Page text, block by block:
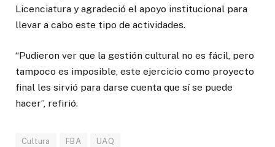
Licenciatura y agradeció el apoyo institucional para
llevar a cabo este tipo de actividades.
“Pudieron ver que la gestión cultural no es fácil, pero
tampoco es imposible, este ejercicio como proyecto
final les sirvió para darse cuenta que sí se puede
hacer”, refirió.
Cultura FBA UAQ